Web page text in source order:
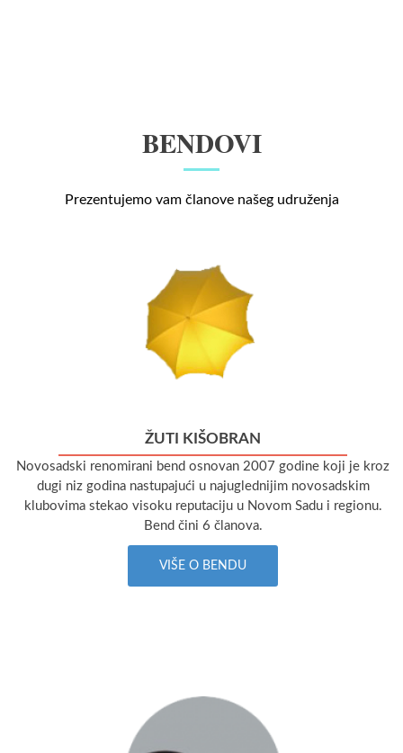
BENDOVI
Prezentujemo vam članove našeg udruženja
ŽUTI KIŠOBRAN
Novosadski renomirani bend osnovan 2007 godine koji je kroz
dugi niz godina nastupajući u najuglednijim novosadskim
klubovima stekao visoku reputaciju u Novom Sadu i regionu.
Bend čini 6 članova.
VIŠE O BENDU